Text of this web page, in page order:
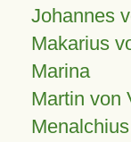
Johannes
Makarius
Marina
Martin von
Menalchius